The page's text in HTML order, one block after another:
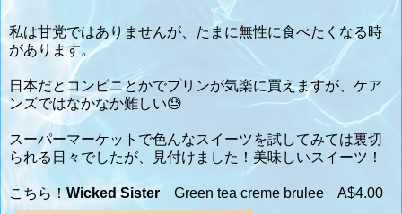
私は甘党ではありませんが、たまに無性に食べたくなる時
があります。
日本だとコンビニとかでプリンが気楽に買えますが、ケア
ンズではなかなか難しい😓
スーパーマーケットで色んなスイーツを試してみては裏切
られる日々でしたが、見付けました！美味しいスイーツ！
こちら！Wicked Sister Green tea creme brulee A$4.00